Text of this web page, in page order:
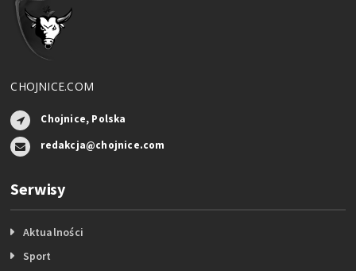
CHOJNICE.COM
Chojnice, Polska
redakcja@chojnice.com
Serwisy
Aktualności
Sport